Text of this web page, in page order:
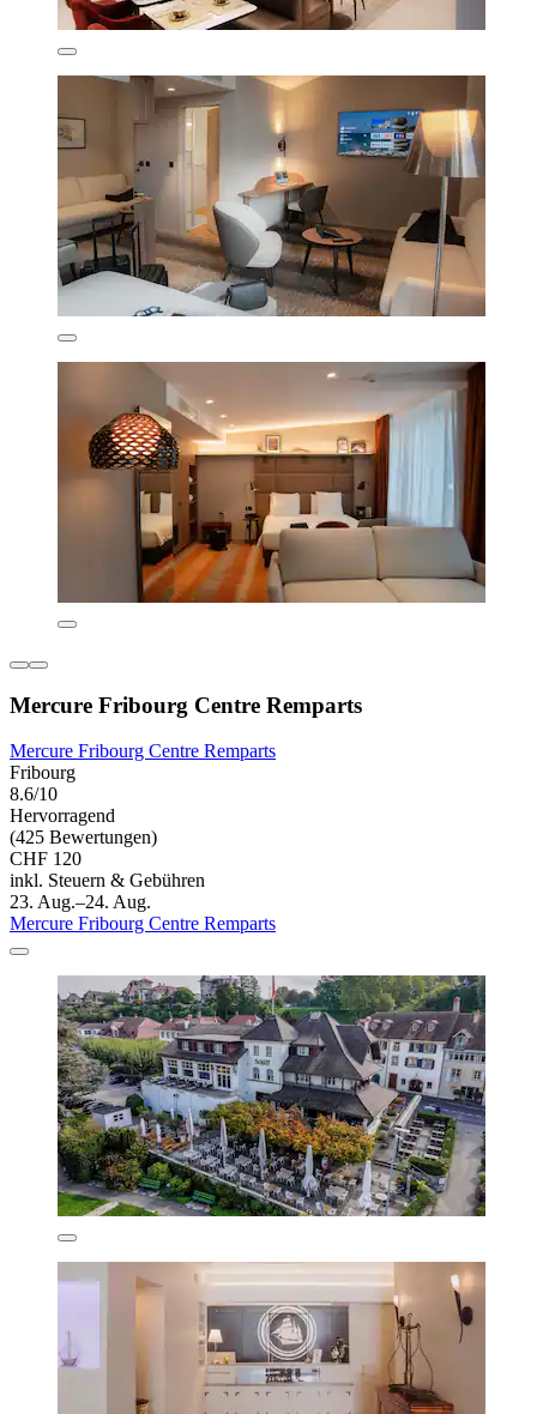
Mercure Fribourg Centre Remparts
Mercure Fribourg Centre Remparts
Fribourg
8.6/10
Hervorragend
(425 Bewertungen)
CHF 120
inkl. Steuern & Gebühren
23. Aug.–24. Aug.
Mercure Fribourg Centre Remparts